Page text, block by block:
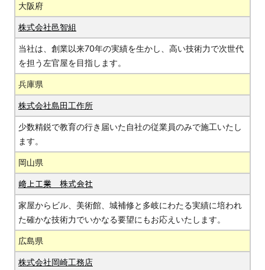
大阪府
株式会社邑智組
当社は、創業以来70年の実績を生かし、高い技術力で次世代
を担う左官屋を目指します。
兵庫県
株式会社島田工作所
少数精鋭で教育の行き届いた自社の従業員のみで施工いたし
ます。
岡山県
﨑上工業 株式会社
家屋からビル、美術館、城補修と多岐にわたる実績に培われ
た確かな技術力でいかなる要望にもお応えいたします。
広島県
株式会社岡崎工務店